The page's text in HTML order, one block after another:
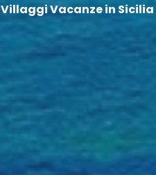
Villaggi Vacanze in Sicilia